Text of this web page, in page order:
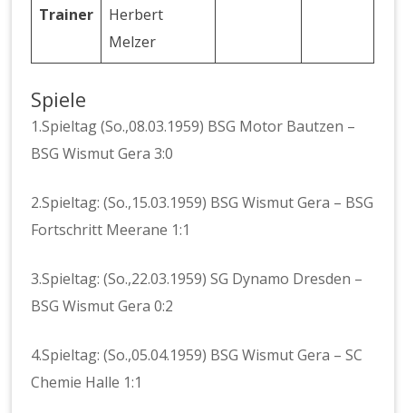
Trainer
Herbert
Melzer
Spiele
1.Spieltag (So.,08.03.1959) BSG Motor Bautzen –
BSG Wismut Gera 3:0
2.Spieltag: (So.,15.03.1959) BSG Wismut Gera – BSG
Fortschritt Meerane 1:1
3.Spieltag: (So.,22.03.1959) SG Dynamo Dresden –
BSG Wismut Gera 0:2
4.Spieltag: (So.,05.04.1959) BSG Wismut Gera – SC
Chemie Halle 1:1